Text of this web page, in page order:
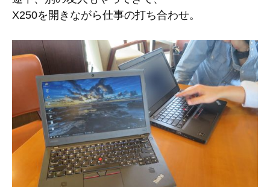
X250を開きながら仕事の打ち合わせ。